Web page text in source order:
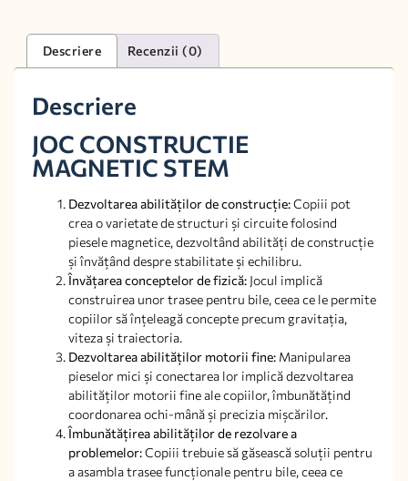
Descriere Recenzii (0)
Descriere
JOC CONSTRUCTIE
MAGNETIC STEM
Dezvoltarea abilităților de construcție:Copiii pot
crea o varietate de structuri și circuite folosind
piesele magnetice, dezvoltând abilități de construcție
și învățând despre stabilitate și echilibru.
Învățarea conceptelor de fizică: Jocul implică
construirea unor trasee pentru bile, ceea ce le permite
copiilor să înțeleagă concepte precum gravitația,
viteza și traiectoria.
Dezvoltarea abilităților motorii fine: Manipularea
pieselor mici și conectarea lor implică dezvoltarea
abilităților motorii fine ale copiilor, îmbunătățind
coordonarea ochi-mână și precizia mișcărilor.
Îmbunătățirea abilităților de rezolvare a
problemelor:Copiii trebuie să găsească soluții pentru
a asambla trasee funcționale pentru bile, ceea ce